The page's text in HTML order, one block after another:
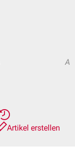
A
Artikel erstellen